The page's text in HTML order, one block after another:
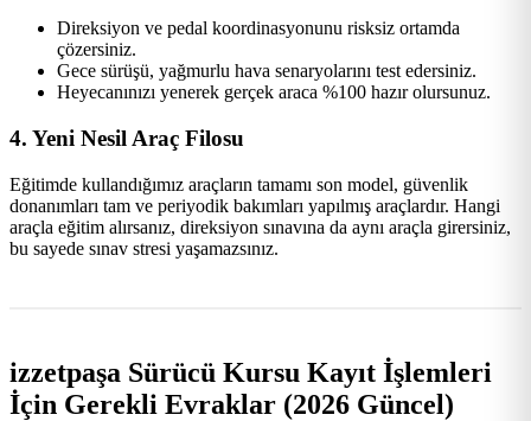
Direksiyon ve pedal koordinasyonunu risksiz ortamda
çözersiniz.
Gece sürüşü, yağmurlu hava senaryolarını test edersiniz.
Heyecanınızı yenerek gerçek araca %100 hazır olursunuz.
4. Yeni Nesil Araç Filosu
Eğitimde kullandığımız araçların tamamı son model, güvenlik
donanımları tam ve periyodik bakımları yapılmış araçlardır. Hangi
araçla eğitim alırsanız, direksiyon sınavına da aynı araçla girersiniz,
bu sayede sınav stresi yaşamazsınız.
izzetpaşa Sürücü Kursu Kayıt İşlemleri
İçin Gerekli Evraklar (2026 Güncel)